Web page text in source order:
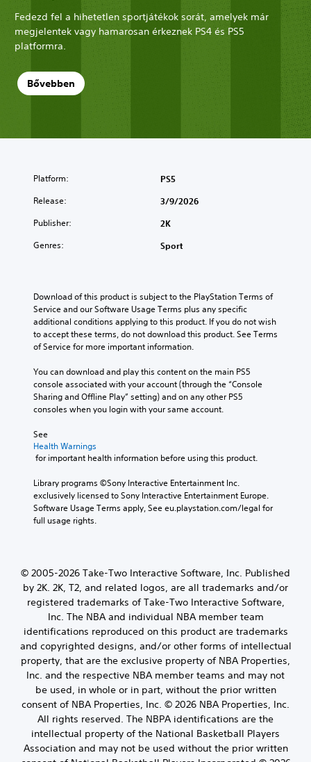
Fedezd fel a hihetetlen sportjátékok sorát, amelyek már
megjelentek vagy hamarosan érkeznek PS4 és PS5
platformra.
Bővebben
Platform: PS5
Release: 3/9/2026
Publisher: 2K
Genres: Sport
Download of this product is subject to the PlayStation Terms of
Service and our Software Usage Terms plus any specific
additional conditions applying to this product. If you do not wish
to accept these terms, do not download this product. See Terms
of Service for more important information.
You can download and play this content on the main PS5
console associated with your account (through the “Console
Sharing and Offline Play” setting) and on any other PS5
consoles when you login with your same account.
See
Health Warnings
for important health information before using this product.
Library programs ©Sony Interactive Entertainment Inc.
exclusively licensed to Sony Interactive Entertainment Europe.
Software Usage Terms apply, See eu.playstation.com/legal for
full usage rights.
© 2005-2026 Take-Two Interactive Software, Inc. Published
by 2K. 2K, T2, and related logos, are all trademarks and/or
registered trademarks of Take-Two Interactive Software,
Inc. The NBA and individual NBA member team
identifications reproduced on this product are trademarks
and copyrighted designs, and/or other forms of intellectual
property, that are the exclusive property of NBA Properties,
Inc. and the respective NBA member teams and may not
be used, in whole or in part, without the prior written
consent of NBA Properties, Inc. © 2026 NBA Properties, Inc.
All rights reserved. The NBPA identifications are the
intellectual property of the National Basketball Players
Association and may not be used without the prior written